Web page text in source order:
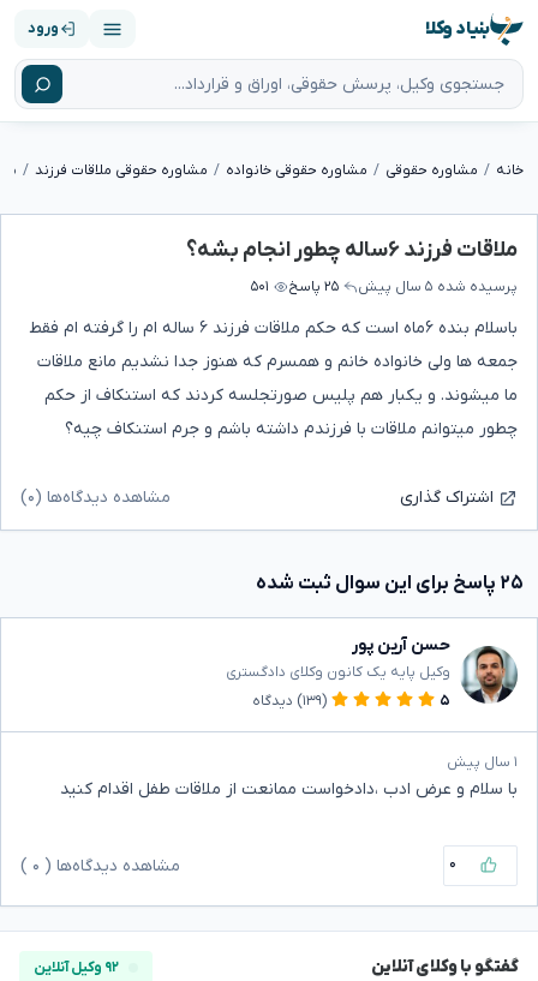
بنیاد وکلا ورود
خانه مشاوره حقوقی مشاوره حقوقی خانواده مشاوره حقوقی ملاقات فرزند
ملاقات فرزند ۶ساله چطور انجام بشه؟
پرسیده شده ۵ سال پیش ۲۵ پاسخ ۵۰۱
باسلام بنده ۶ماه است که حکم ملاقات فرزند ۶ ساله ام را گرفته ام فقط
جمعه ها ولی خانواده خانم و همسرم که هنوز جدا نشدیم مانع ملاقات
ما میشوند. و یکبار هم پلیس صورتجلسه کردند که استنکاف از حکم
چطور میتوانم ملاقات با فرزندم داشته باشم و جرم استنکاف چیه؟
اشتراک گذاری مشاهده دیدگاه‌ها (۰)
۲۵ پاسخ برای این سوال ثبت شده
حسن آرین پور
وکیل پایه یک کانون وکلای دادگستری
۵
(۱۳۹) دیدگاه
۱ سال پیش
با سلام و عرض ادب ،دادخواست ممانعت از ملاقات طفل اقدام کنید
۰ مشاهده دیدگاه‌ها ( ۰
گفتگو با وکلای آنلاین ۹۲ وکیل آنلاین